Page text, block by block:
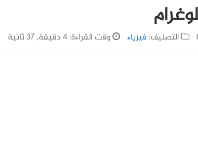
التصنيف:فيزياء وقت القراءة: 4 دقيقة, 37 ثانية